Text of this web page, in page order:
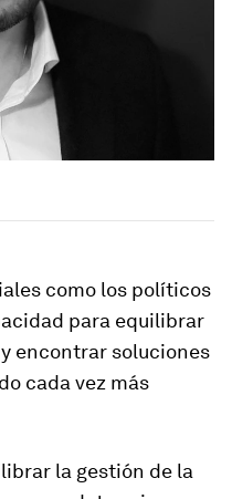
como los políticos
para equilibrar
encontrar soluciones
cada vez más
la gestión de la